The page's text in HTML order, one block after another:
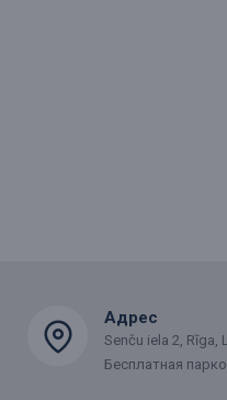
Адрес
Senču iela 2, Rīga,
Бесплатная